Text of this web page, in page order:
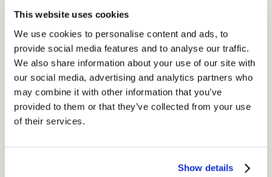
This website uses cookies
We use cookies to personalise content and ads, to
provide social media features and to analyse our traffic.
We also share information about your use of our site with
our social media, advertising and analytics partners who
may combine it with other information that you’ve
provided to them or that they’ve collected from your use
of their services.
Show details
perseguite.
Non succede…ma se succede
In questa situazione facilitare la vita ai clienti diventa la
destinazione in cui orientare la bussola, il tragitto di UTOPIA
passa anche attraverso nuove funzionalità che permetteranno
di migliorare il modo in cui gestire le informazioni da fornire, le
indicazioni dell’art. 12 paragrafo 2, GDPR.